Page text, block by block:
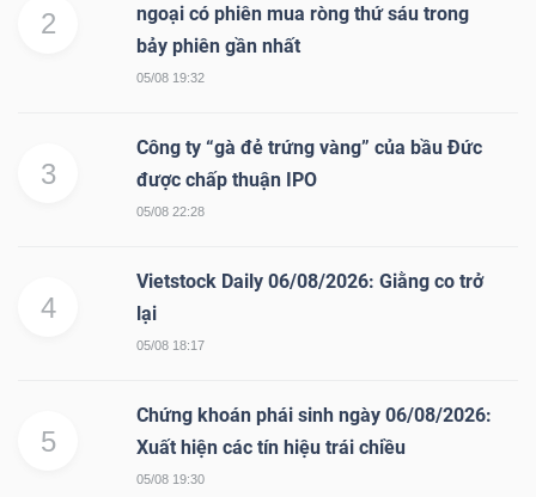
2
ngoại có phiên mua ròng thứ sáu trong
bảy phiên gần nhất
05/08 19:32
3
Công ty “gà đẻ trứng vàng” của bầu Đức
được chấp thuận IPO
05/08 22:28
4
Vietstock Daily 06/08/2026: Giằng co trở
lại
05/08 18:17
5
Chứng khoán phái sinh ngày 06/08/2026:
Xuất hiện các tín hiệu trái chiều
05/08 19:30